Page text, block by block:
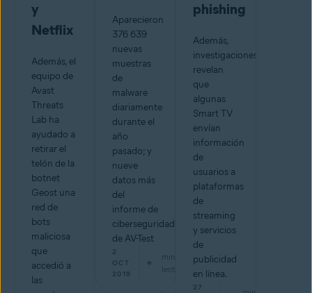
y
Netflix
Además, el
equipo de
Avast
Threats
Lab ha
ayudado a
retirar el
telón de la
botnet
Geost una
red de
bots
maliciosa
que
accedió a
las
Aparecieron
376 639
nuevas
muestras
de
malware
diariamente
durante el
año
pasado; y
nueve
datos más
del
informe de
ciberseguridad
de AV-Test
2
OCT
2019
min de
lectura
phishing
Además,
investigaciones
revelan
que
algunas
Smart TV
envían
información
de
usuarios a
plataformas
de
streaming
y servicios
de
publicidad
en línea.
27